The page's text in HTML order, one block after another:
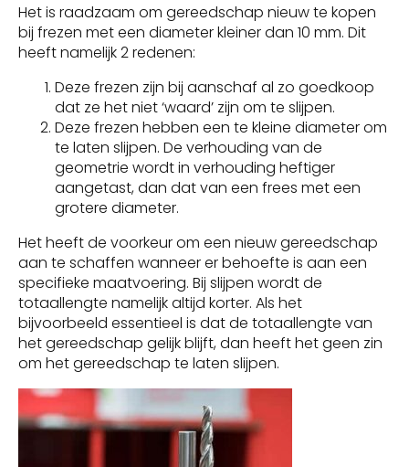
Het is raadzaam om gereedschap nieuw te kopen
bij frezen met een diameter kleiner dan 10 mm. Dit
heeft namelijk 2 redenen:
Deze frezen zijn bij aanschaf al zo goedkoop
dat ze het niet ‘waard’ zijn om te slijpen.
Deze frezen hebben een te kleine diameter om
te laten slijpen. De verhouding van de
geometrie wordt in verhouding heftiger
aangetast, dan dat van een frees met een
grotere diameter.
Het heeft de voorkeur om een nieuw gereedschap
aan te schaffen wanneer er behoefte is aan een
specifieke maatvoering. Bij slijpen wordt de
totaallengte namelijk altijd korter. Als het
bijvoorbeeld essentieel is dat de totaallengte van
het gereedschap gelijk blijft, dan heeft het geen zin
om het gereedschap te laten slijpen.